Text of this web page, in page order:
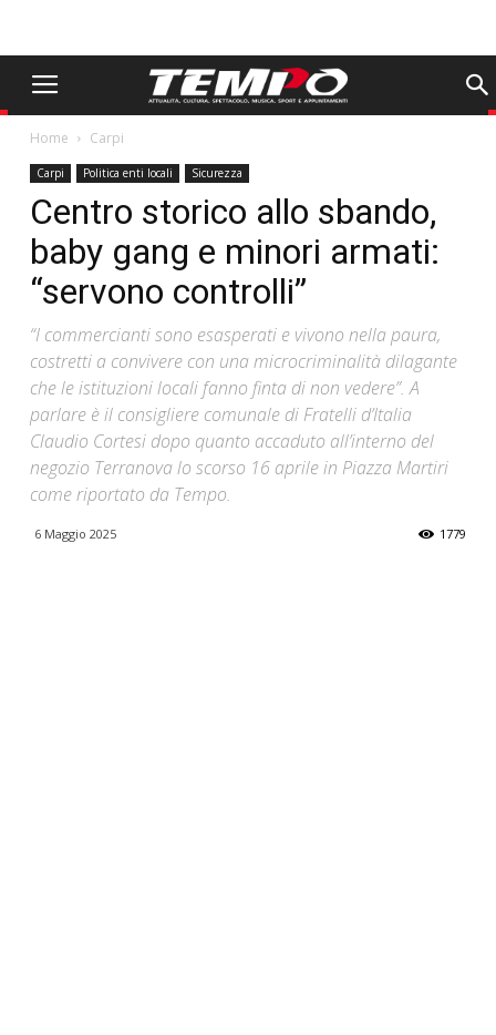
Home Carpi
Carpi Politica enti locali Sicurezza
Centro storico allo sbando,
baby gang e minori armati:
“servono controlli”
“I commercianti sono esasperati e vivono nella paura,
costretti a convivere con una microcriminalità dilagante
che le istituzioni locali fanno finta di non vedere”. A
parlare è il consigliere comunale di Fratelli d’Italia
Claudio Cortesi dopo quanto accaduto all’interno del
negozio Terranova lo scorso 16 aprile in Piazza Martiri
come riportato da Tempo.
6 Maggio 2025 1779